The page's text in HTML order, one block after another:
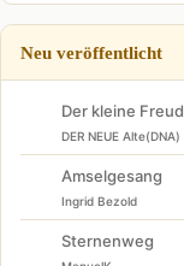
Neu veröffentlicht
Der kleine Freud
DER NEUE Alte(DNA)
Amselgesang
Ingrid Bezold
Sternenweg